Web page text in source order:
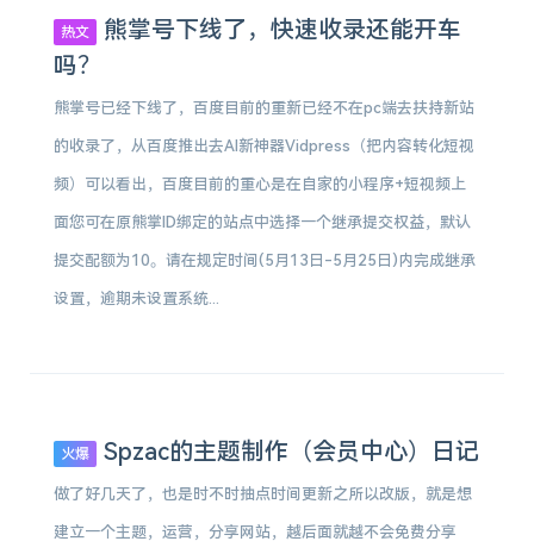
热文
熊掌号下线了，快速收录还能开车
吗？
熊掌号已经下线了，百度目前的重新已经不在pc端去扶持新站
的收录了，从百度推出去AI新神器Vidpress（把内容转化短视
频）可以看出，百度目前的重心是在自家的小程序+短视频上
面您可在原熊掌ID绑定的站点中选择一个继承提交权益，默认
提交配额为10。请在规定时间(5月13日-5月25日)内完成继承
设置，逾期未设置系统...
火爆 Spzac的主题制作（会员中心）日记
做了好几天了，也是时不时抽点时间更新之所以改版，就是想
建立一个主题，运营，分享网站，越后面就越不会免费分享